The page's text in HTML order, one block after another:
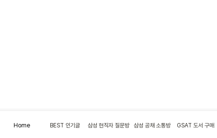
Home BEST 인기글 삼성 현직자 질문방 삼성 공채 소통방 GSAT 도서 구매